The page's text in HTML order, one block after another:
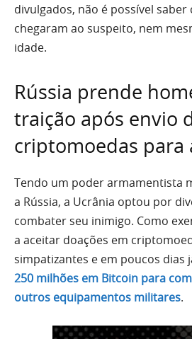
divulgados, não é possível
chegaram ao suspeito, nem
idade.
Rússia prende
traição após envio
criptomoedas para
Tendo um poder armamentista
a Rússia, a Ucrânia optou por
combater seu inimigo. Como
a aceitar doações em
simpatizantes e em poucos dias
250 milhões em Bitcoin para
outros equipamentos militares.